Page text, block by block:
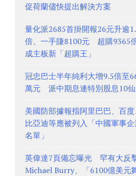
促荷蘭儘快提出解決方案
量化派2685首掛開報26元升逾
倍、一手賺8100元 超購9365倍
成主板新「超購王」
冠忠巴士半年純利大增9.5倍至
萬元 派中期息連特別股息10仙
美國防部據報指阿里巴巴、百度
比亞迪等應被列入「中國軍事企
名單」
英偉達7頁備忘曝光 罕有大反
Michael Burry、「6100億美元